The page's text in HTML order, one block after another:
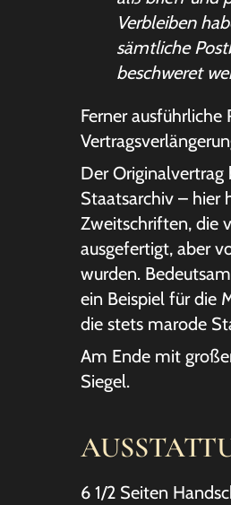
Verbleiben
sämtliche
beschweret
Ferner ausführliche
Der
Staatsarchiv – hier
Zweitschriften, die
ausgefertigt, aber
wurden.
ein Beispiel für die
die stets marode
Am Ende mit
Siegel.
6 1/2 Seiten